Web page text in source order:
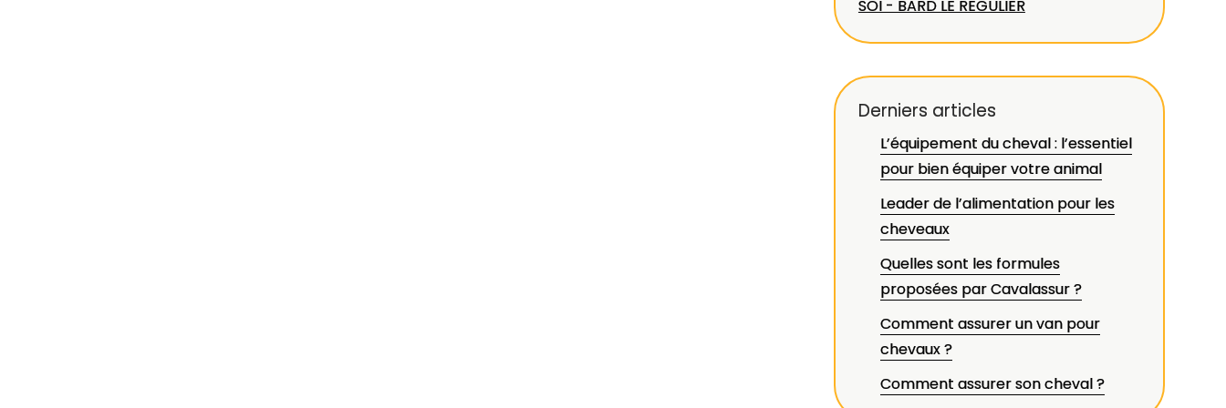
SOI - BARD LE REGULIER
Derniers articles
L’équipement du cheval : l’essentiel
pour bien équiper votre animal
Leader de l’alimentation pour les
cheveaux
Quelles sont les formules
proposées par Cavalassur ?
Comment assurer un van pour
chevaux ?
Comment assurer son cheval ?